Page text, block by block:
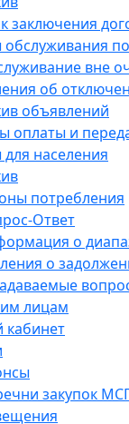
заключения
вне
об
объявлений
оплаты и
населения
потребления
Ответ
о
о
лицам
закупок